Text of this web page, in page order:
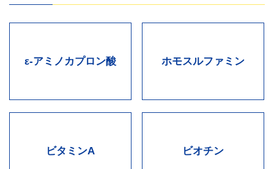
ε-アミノカプロン酸 ホモスルファミン
ビタミンA ビオチン